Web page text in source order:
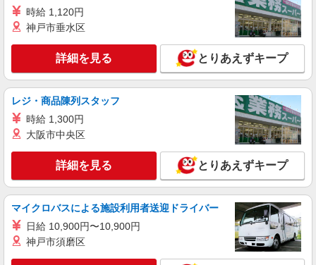
週1〜2日は本山店（本山駅 徒歩1分）への出勤を
詳細を見る
パーソルテンプスタッフ株式会社 名古屋コーディネートセンタ
ー/26-0543424
［在宅OK＊月収30万↑］チームで進める★大
手システム会社で営業事務＠名駅
時給1700円 【月収例】30万2,600円見込み（時
給1700円×8時間×月21日＋残業10時間）
愛知県名古屋市中村区／最寄駅：名古屋駅
【名古屋JPタワー｜駅直結】名鉄・近鉄・地下鉄
詳細を見る
派遣社員
時給 1,120円
神戸市垂水区
詳細を見る とりあえずキープ
レジ・商品陳列スタッフ
時給 1,300円
大阪市中央区
詳細を見る とりあえずキープ
マイクロバスによる施設利用者送迎ドライバー
日給 10,900円〜10,900円
神戸市須磨区